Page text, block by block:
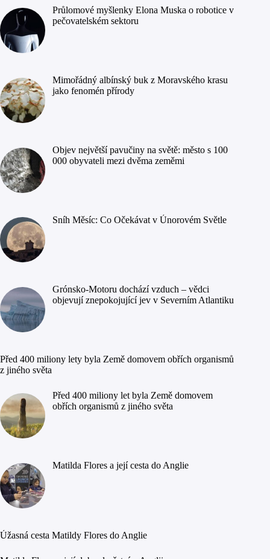
Průlomové myšlenky Elona Muska o robotice v
pečovatelském sektoru
Mimořádný albínský buk z Moravského krasu
jako fenomén přírody
Objev největší pavučiny na světě: město s 100
000 obyvateli mezi dvěma zeměmi
Sníh Měsíc: Co Očekávat v Únorovém Světle
Grónsko-Motoru dochází vzduch – vědci
objevují znepokojující jev v Severním Atlantiku
Před 400 miliony lety byla Země domovem obřích organismů
z jiného světa
Před 400 miliony let byla Země domovem
obřích organismů z jiného světa
Matilda Flores a její cesta do Anglie
Úžasná cesta Matildy Flores do Anglie